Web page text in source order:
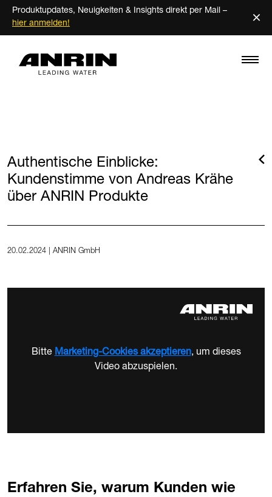
Produktupdates, Neuigkeiten & Insights direkt per Mail –
hier anmelden!
×
Authentische Einblicke:
Kundenstimme von Andreas Krähe
über ANRIN Produkte
20.02.2024 | ANRIN GmbH
BitteMarketing-Cookies akzeptieren, um dieses
Video abzuspielen.
Erfahren Sie, warum Kunden wie